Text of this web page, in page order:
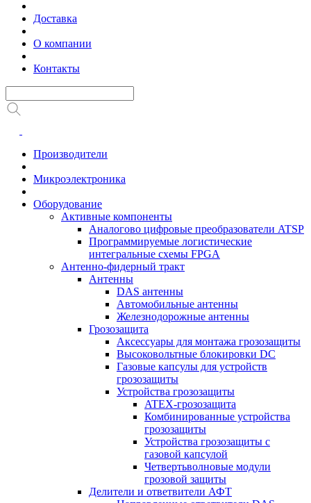
Доставка
О компании
Контакты
Производители
Микроэлектроника
Оборудование
Активные компоненты
Аналогово цифровые преобразователи ATSP
Программируемые логистические
интегральные схемы FPGA
Антенно-фидерный тракт
Антенны
DAS антенны
Автомобильные антенны
Железнодорожные антенны
Грозозащита
Аксессуары для монтажа грозозащиты
Высоковольтные блокировки DC
Газовые капсулы для устройств
грозозащиты
Устройства грозозащиты
ATEX-грозозащита
Комбинированные устройства
грозозащиты
Устройства грозозащиты с
газовой капсулой
Четвертьволновые модули
грозовой защиты
Делители и ответвители АФТ